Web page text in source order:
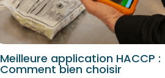
Meilleure application HACCP :
Comment bien choisir